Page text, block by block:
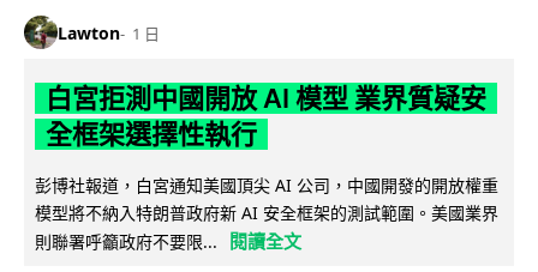
Lawton 1 日
白宮拒測中國開放 AI 模型 業界質疑安
全框架選擇性執行
彭博社報道，白宮通知美國頂尖 AI 公司，中國開發的開放權重
模型將不納入特朗普政府新 AI 安全框架的測試範圍。美國業界
則聯署呼籲政府不要限...
閱讀全文